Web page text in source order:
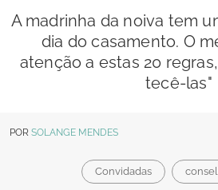
A madrinha da noiva tem
dia do casamento. O
atenção a estas 20
tecê-las"
POR SOLANGE MENDES
Convidadas